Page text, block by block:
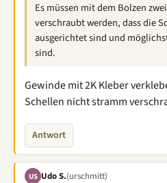
Es müssen mit dem Bolzen
verschraubt werden, dass die
ausgerichtet sind und
sind.
Gewinde mit 2K Kleber
Schellen nicht stramm
Antwort
US Udo S.(urschmitt)